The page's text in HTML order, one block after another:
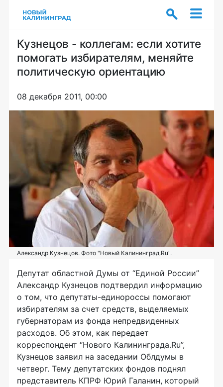
Кузнецов - коллегам: если хотите
помогать избирателям, меняйте
политическую ориентацию
08 декабря 2011, 00:00
Александр Кузнецов. Фото "Новый Калининград.Ru".
Депутат областной Думы от “Единой России”
Александр Кузнецов подтвердил информацию
о том, что депутаты-единороссы помогают
избирателям за счет средств, выделяемых
губернаторам из фонда непредвиденных
расходов. Об этом, как передает
корреспондент “Нового Калининграда.Ru”,
Кузнецов заявил на заседании Облдумы в
четверг. Тему депутатских фондов поднял
представитель КПРФ Юрий Галанин, который